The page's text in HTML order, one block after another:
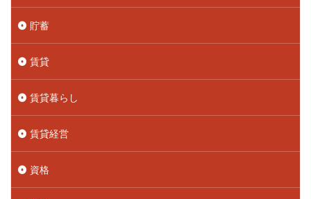
貯蓄
賃貸
賃貸暮らし
賃貸経営
資格